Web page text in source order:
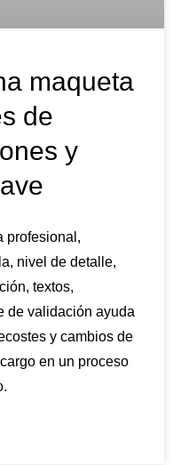
maqueta
de
y
profesional,
nivel de detalle,
textos,
de validación ayuda
y cambios de
en un proceso